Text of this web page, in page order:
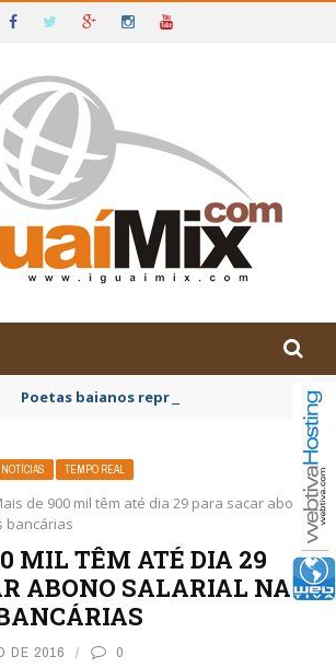
DA BAHIA
Poetas baianos representam o Brasil no
NOTÍCIAS TEMPO REAL
de 900 mil têm até dia 29 para sacar abono
bancárias
MIL TÊM ATÉ DIA 29
ABONO SALARIAL NAS
DE 2016 0